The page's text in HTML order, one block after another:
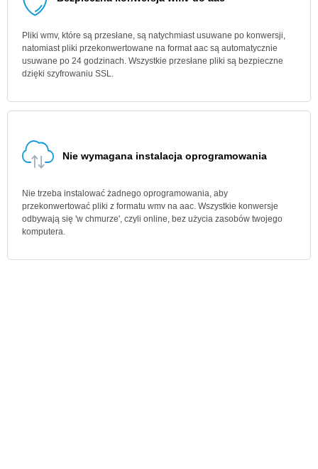
Pliki wmv, które są przesłane, są natychmiast usuwane po konwersji,
natomiast pliki przekonwertowane na format aac są automatycznie
usuwane po 24 godzinach. Wszystkie przesłane pliki są bezpieczne
dzięki szyfrowaniu SSL.
Nie wymagana instalacja oprogramowania
Nie trzeba instalować żadnego oprogramowania, aby
przekonwertować pliki z formatu wmv na aac. Wszystkie konwersje
odbywają się 'w chmurze', czyli online, bez użycia zasobów twojego
komputera.